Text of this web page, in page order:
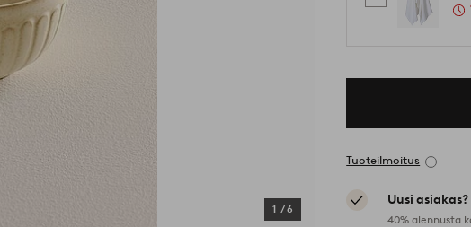
1 /6
Tuoteilmoitus
Uusi asiakas?
40% alennusta